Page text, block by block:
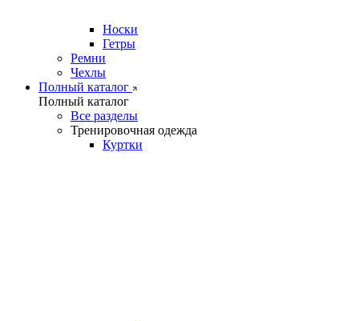
Носки
Гетры
Ремни
Чехлы
Полный каталог
Полный каталог
Все разделы
Тренировочная одежда
Куртки